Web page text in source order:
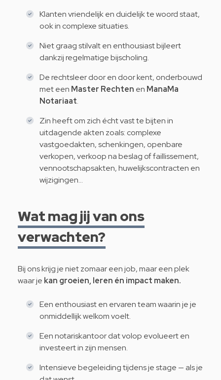
Klanten vriendelijk en duidelijk te woord staat,
ook in complexe situaties.
Niet graag stilvalt en enthousiast bijleert
dankzij regelmatige bijscholing.
De rechtsleer door en door kent, onderbouwd
met een Master Rechten en ManaMa
Notariaat.
Zin heeft om zich écht vast te bijten in
uitdagende akten zoals: complexe
vastgoedakten, schenkingen, openbare
verkopen, verkoop na beslag of faillissement,
vennootschapsakten, huwelijkscontracten en
wijzigingen…
Wat mag jij van ons
verwachten?
Bij ons krijg je niet zomaar een job, maar een plek
waar je kan groeien, leren én impact maken.
Een enthousiast en ervaren team waarin je je
onmiddellijk welkom voelt.
Een notariskantoor dat volop evolueert en
investeert in zijn mensen.
Intensieve begeleiding tijdens je stage — als je